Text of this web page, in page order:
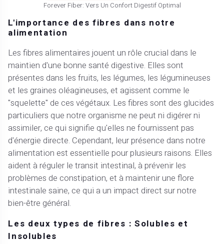
Forever Fiber: Vers Un Confort Digestif Optimal
L'importance des fibres dans notre
alimentation
Les fibres alimentaires jouent un rôle crucial dans le
maintien d'une bonne santé digestive. Elles sont
présentes dans les fruits, les légumes, les légumineuses
et les graines oléagineuses, et agissent comme le
"squelette" de ces végétaux. Les fibres sont des glucides
particuliers que notre organisme ne peut ni digérer ni
assimiler, ce qui signifie qu'elles ne fournissent pas
d'énergie directe. Cependant, leur présence dans notre
alimentation est essentielle pour plusieurs raisons. Elles
aident à réguler le transit intestinal, à prévenir les
problèmes de constipation, et à maintenir une flore
intestinale saine, ce qui a un impact direct sur notre
bien-être général.
Les deux types de fibres : Solubles et
Insolubles